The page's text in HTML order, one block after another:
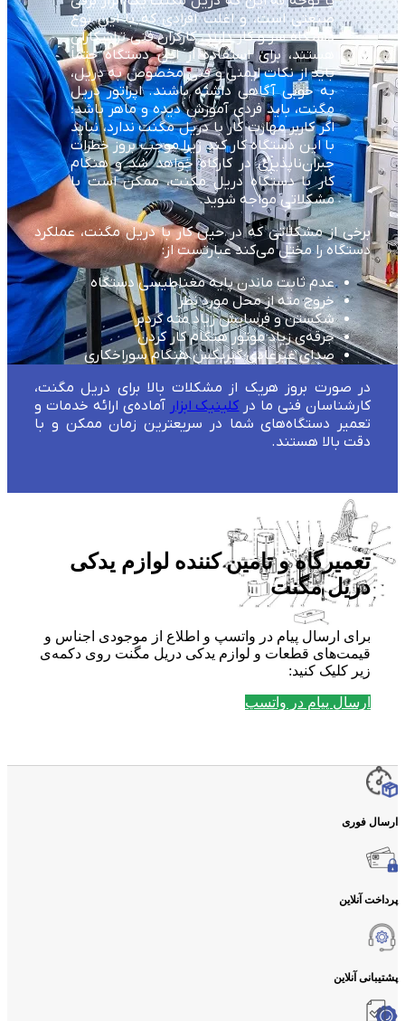
صنعتی است، و اغلب افرادی که با این نوع
دستگاه سر و کار دارند، کارگران فنی تراشکاران
هستند، برای استفاده از این دستگاه حتماً
باید از نکات ایمنی و فنی مخصوص به دریل،
به خوبی آگاهی داشته باشند. اپراتور دریل
مگنت، باید فردی آموزش دیده و ماهر باشد؛
اگر کاربر مهارت کار با دریل مگنت ندارد، نباید
با این دستگاه کار کند زیرا موجب بروز خطرات
جبران‌ناپذیری در کارگاه خواهد شد و هنگام
کار با دستگاه دریل مگنت، ممکن است با
مشکلاتی مواجه شوید.
برخی از مشکلاتی که در حین کار با دریل مگنت، عملکرد
دستگاه را مختل می‌کند عبارتست از:
عدم ثابت ماندن پایه مغناطیسی دستگاه
خروج مته از محل مورد نظر
شکستن و فرسایش زیاد مته گردبر
جرقه‌ی زیاد موتور هنگام کار کردن
صدای غیرعادی گیربکس هنگام سوراخکاری
در صورت بروز هریک از مشکلات بالا برای دریل مگنت،
کارشناسان فنی ما در کلینیک ابزار آماده‌ی ارائه خدمات و
تعمیر دستگاه‌های شما در سریعترین زمان ممکن و با
دقت بالا هستند.
تعمیرگاه و تامین کننده لوازم یدکی
دریل مگنت
برای ارسال پیام در واتسپ و اطلاع از موجودی اجناس و
قیمت‌های قطعات و لوازم یدکی دریل مگنت روی دکمه‌ی
زیر کلیک کنید:
ارسال پیام در واتسپ
ارسال فوری
پرداخت آنلاین
پشتیبانی آنلاین